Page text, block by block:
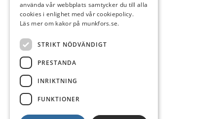
använda vår webbplats samtycker du till alla
cookies i enlighet med vår cookiepolicy.
Läs mer om kakor på munkfors.se.
STRIKT NÖDVÄNDIGT
PRESTANDA
INRIKTNING
FUNKTIONER